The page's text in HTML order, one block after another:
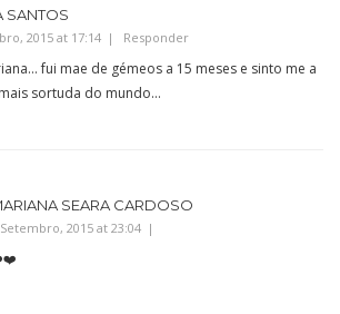
SANTOS
2015 at 17:14 Responder
fui mae de gémeos a 15 meses e sinto me a
sortuda do mundo…
SEARA CARDOSO
2015 at 23:04